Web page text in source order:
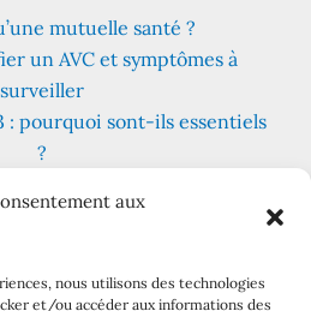
aux
nous utilisons des technologies
et/ou accéder aux informations des
mutuelle santé ?
un AVC et symptômes à
surveiller
: pourquoi sont-ils essentiels
?
?
pour lutter contre le stress
l’anxiété